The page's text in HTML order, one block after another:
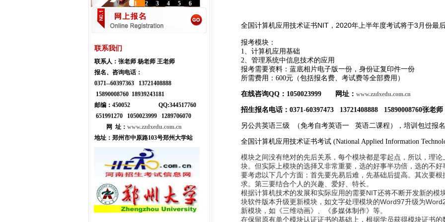
6
5
4
3
2
1
联系我们
联系人： 张老师 杨老师 王老师
报名、咨询电话：
0371--60397363 13721408888
15890008760 18939243181
邮编：450052 QQ:344517760
651991270 1050023999
1289706070
网 址： www.zzdxedu.com.cn
地址： 郑州市中原路103号郑州大学站
全国计算机应用技术证书NIT，2020年上半年度考试将于3月份最
报考模块：
1、计算机应用基础
2、管理系统中信息技术的应用
报考需要资料：蓝底相片电子版一份，身份证复印件一份
所需费用：600元（包括报名费、考试费等全部费用）
在线咨询QQ：1050023999 网址： www.zzdxedu.com.cn
招生报名电话：0371-60397473 13721408888 15890008760张老师
另公共英语三级 （免考自考英语一 英语二课程），培训包过报
全国计算机应用技术证书考试 (National Applied Information
模块之间没有绝对的先后关系，每个模块都是零起点，所以，理
块。但实际上模块的选择又非常重要，选的好事半功倍，选的不
要考虑以下几个方面：首先要先易后难，先基础后提高。其次要
求。第三要结合个人的兴趣、爱好、特长。
根据计算机技术的发展和实际应用的需要NIT还将不断开发新的模
块软件版本升级更新模块，如文字处理模块的Word97升级为
新模块，如《三维动画》、《多媒体制作》等。
在保留原有单个模块认证证书的基础上，根据学员获得模块证书